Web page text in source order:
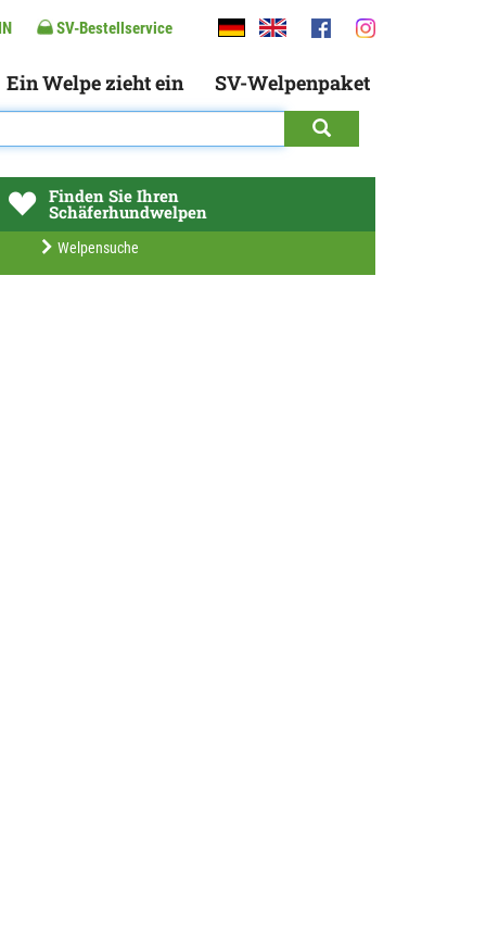
SV-Bestellservice
Ein Welpe zieht ein SV-Welpenpaket
Finden Sie Ihren
Schäferhundwelpen
Welpensuche